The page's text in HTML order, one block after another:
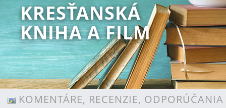
KRESŤANSKÁ
KNIHA A FILM
KOMENTÁRE, RECENZIE, ODPORÚČANIA